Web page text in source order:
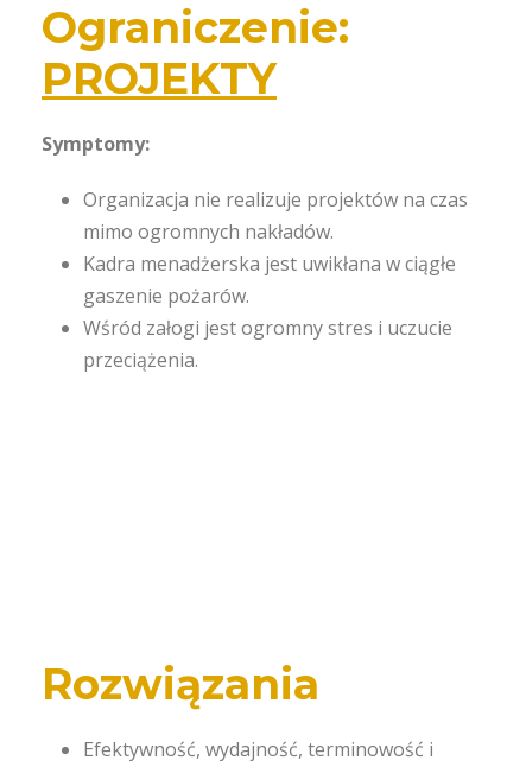
Ograniczenie:
PROJEKTY
Symptomy:
Organizacja nie realizuje projektów na czas
mimo ogromnych nakładów.
Kadra menadżerska jest uwikłana w ciągłe
gaszenie pożarów.
Wśród załogi jest ogromny stres i uczucie
przeciążenia.
Rozwiązania
Efektywność, wydajność, terminowość i